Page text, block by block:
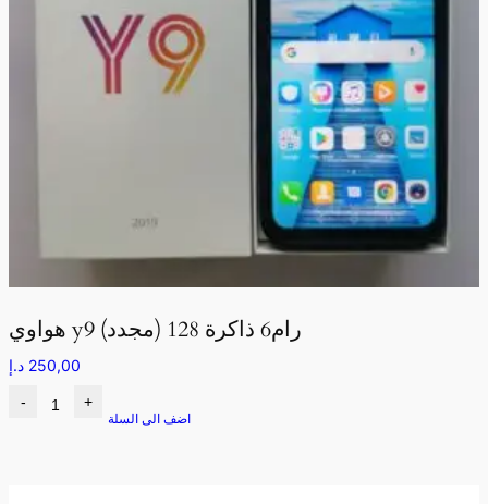
هواوي y9 رام6 ذاكرة 128 (مجدد)
250,00 د.إ
- +
اضف الى السلة